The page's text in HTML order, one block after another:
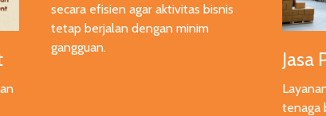
secara efisien agar aktivitas bisnis
tetap berjalan dengan minim
gangguan.
Jasa
tenaga